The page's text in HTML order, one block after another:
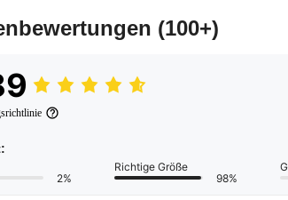
(100+)
2%
Richtige Größe
98%